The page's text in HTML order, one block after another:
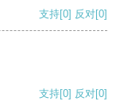
支持[0] 反对[0]
支持[0] 反对[0]